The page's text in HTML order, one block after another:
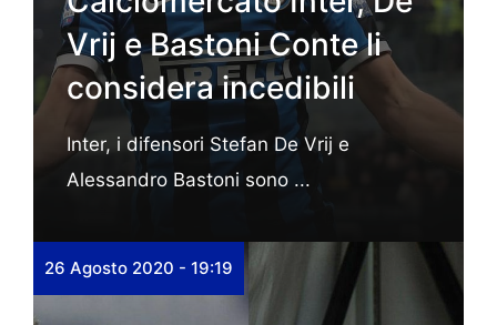
Vrij e Bastoni Conte li
considera incedibili
Inter, i difensori Stefan De Vrij e
Alessandro Bastoni sono ...
26 Agosto 2020 - 19:19